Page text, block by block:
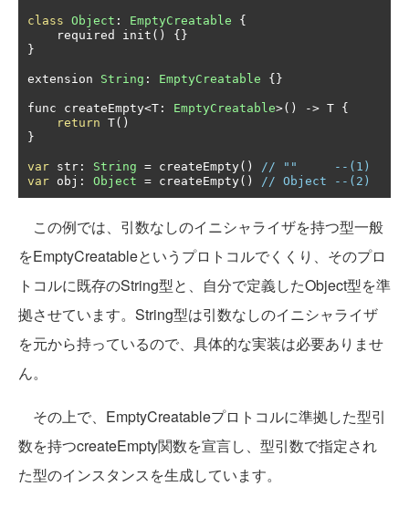
class Object : EmptyCreatable
{
    required init
()
{}
}
extension String : EmptyCreatable {}
func createEmpty<T : EmptyCreatable>() -> T {
return T()
}
var str : String = createEmpty()
// ""     --(1)
var obj : Object = createEmpty() // Object --(2)
この例では、引数なしのイニシャライザを持つ型一般
をEmptyCreatableというプロトコルでくくり、そのプロ
トコルに既存のString型と、自分で定義したObject型を準
拠させています。String型は引数なしのイニシャライザ
を元から持っているので、具体的な実装は必要ありませ
ん。
その上で、EmptyCreatableプロトコルに準拠した型引
数を持つcreateEmpty関数を宣言し、型引数で指定され
た型のインスタンスを生成しています。